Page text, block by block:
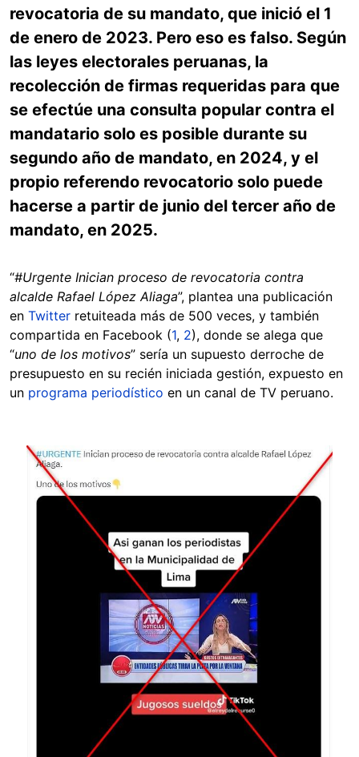
revocatoria de su mandato, que inició el 1
de enero de 2023. Pero eso es falso. Según
las leyes electorales peruanas, la
recolección de firmas requeridas para que
se efectúe una consulta popular contra el
mandatario solo es posible durante su
segundo año de mandato, en 2024, y el
propio referendo revocatorio solo puede
hacerse a partir de junio del tercer año de
mandato, en 2025.
“#Urgente Inician proceso de revocatoria contra
alcalde Rafael López Aliaga”, plantea una publicación
en Twitter retuiteada más de 500 veces, y también
compartida en Facebook (1, 2), donde se alega que
“uno de los motivos” sería un supuesto derroche de
presupuesto en su recién iniciada gestión, expuesto en
un programa periodístico en un canal de TV peruano.
Image